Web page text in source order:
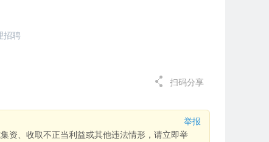
招聘
扫码分享
举报
资、收取不正当利益或其他违法情形，请立即举